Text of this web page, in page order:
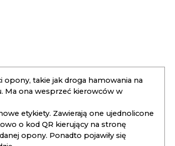
opony, takie jak droga hamowania na
Ma ona wesprzeć kierowców w
etykiety. Zawierają one ujednolicone
o kod QR kierujący na stronę
opony. Ponadto pojawiły się